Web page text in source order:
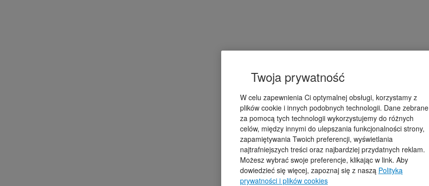
Twoja prywatność
W celu zapewnienia Ci optymalnej obsługi, korzystamy z
plików cookie i innych podobnych technologii. Dane zebrane
za pomocą tych technologii wykorzystujemy do różnych
celów, między innymi do ulepszania funkcjonalności strony,
zapamiętywania Twoich preferencji, wyświetlania
najtrafniejszych treści oraz najbardziej przydatnych reklam.
Możesz wybrać swoje preferencje, klikając w link. Aby
dowiedzieć się więcej, zapoznaj się z naszą Polityką
prywatności i plików cookies